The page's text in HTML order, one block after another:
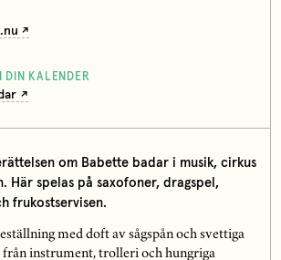
DIN KALENDER
om Babette badar i musik, cirkus
Här spelas på saxofoner, dragspel,
frukostservisen.
med doft av sågspån och svettiga
instrument, trolleri och hungriga